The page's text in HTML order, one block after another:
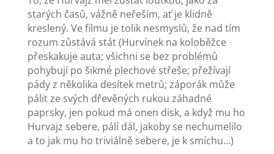
starých časů, vážně neřeším, ať je klidně
kreslený. Ve filmu je tolik nesmyslů, že nad tím
rozum zůstává stát (Hurvínek na koloběžce
přeskakuje auta; všichni se bez problémů
pohybují po šikmé plechové střeše; přežívají
pády z několika desítek metrů; záporák může
pálit ze svých dřevěných rukou záhadné
paprsky, jen pokud má onen disk, a když mu ho
Hurvajz sebere, pálí dál, jakoby se nechumelilo
a to jak mu ho triviálně sebere, je k smíchu…)